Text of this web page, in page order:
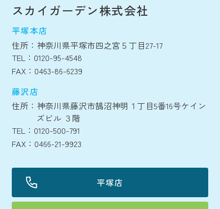
スカイガーデン株式会社
平塚本店
住所：神奈川県平塚市四之宮５丁目27-17
TEL：0120-95-4548
FAX：0463-86-6239
藤沢店
住所：神奈川県藤沢市鵠沼神明１丁目5番16号ケイン
ズビル ３階
TEL：0120-500-791
FAX：0466-21-9923
平塚店